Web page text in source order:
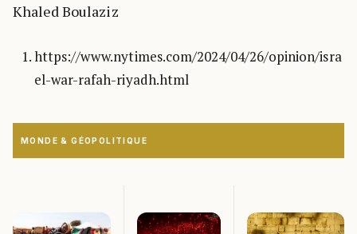
Khaled Boulaziz
https://www.nytimes.com/2024/04/26/opinion/isra
el-war-rafah-riyadh.html
MONDE & GÉOPOLITIQUE